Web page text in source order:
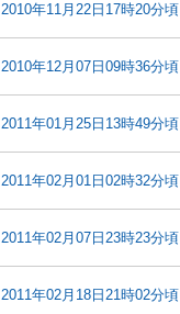
2010年11月22日17時20分頃
2010年12月07日09時36分頃
2011年01月25日13時49分頃
2011年02月01日02時32分頃
2011年02月07日23時23分頃
2011年02月18日21時02分頃